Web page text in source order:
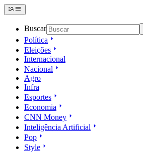
Buscar
Política
Eleições
Internacional
Nacional
Agro
Infra
Esportes
Economia
CNN Money
Inteligência Artificial
Pop
Style